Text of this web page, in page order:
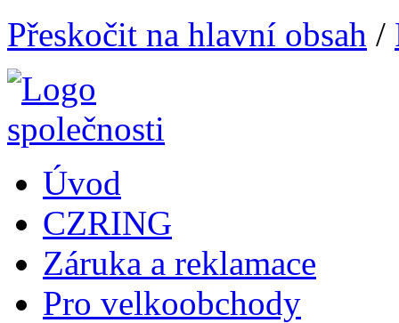
Přeskočit na hlavní obsah /
Úvod
CZRING
Záruka a reklamace
Pro velkoobchody